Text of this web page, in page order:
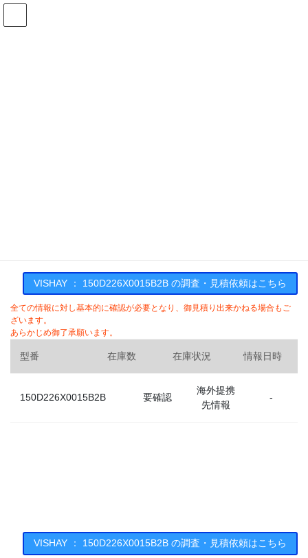
コ
ナ
VISHAY ： 150D226X0015B2B の調査・見積依頼はこちら
全ての情報に対し基本的に確認が必要となり、御見積り出来かねる場合もご
ざいます。
あらかじめ御了承願います。
型番 在庫数 在庫状況 情報日時
150D226X0015B2B 要確認
海外提携
先情報
-
VISHAY ： 150D226X0015B2B の調査・見積依頼はこちら